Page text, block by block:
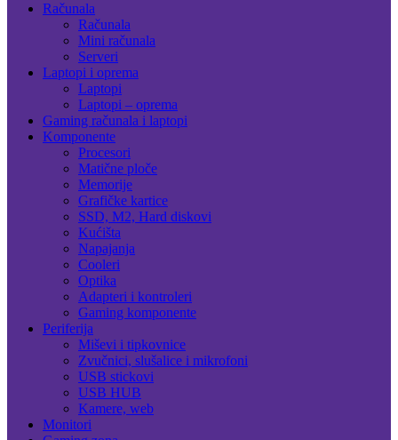
Računala
Računala
Mini računala
Serveri
Laptopi i oprema
Laptopi
Laptopi – oprema
Gaming računala i laptopi
Komponente
Procesori
Matične ploče
Memorije
Grafičke kartice
SSD, M2, Hard diskovi
Kućišta
Napajanja
Cooleri
Optika
Adapteri i kontroleri
Gaming komponente
Periferija
Miševi i tipkovnice
Zvučnici, slušalice i mikrofoni
USB stickovi
USB HUB
Kamere, web
Monitori